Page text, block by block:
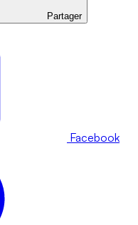
Partager
Facebook